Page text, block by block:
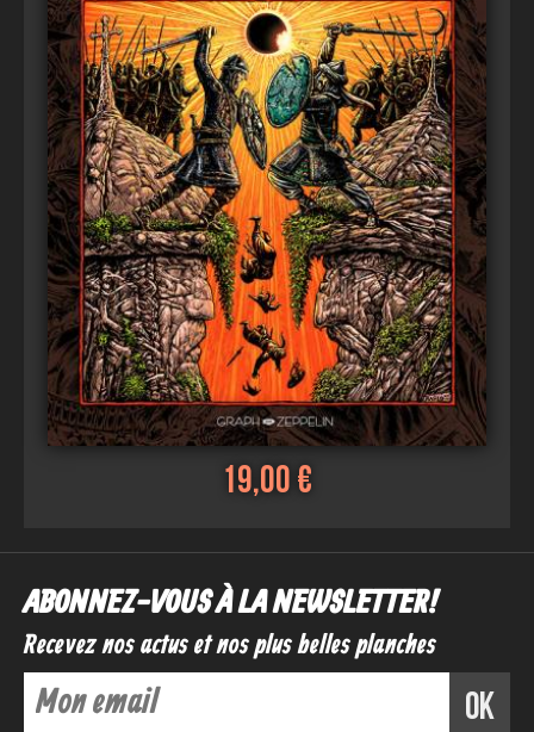
19,00 €
ABONNEZ-VOUS À LA NEWSLETTER !
Recevez nos actus et nos plus belles planches
ok